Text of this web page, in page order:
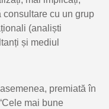
cu un grup
(analiști
și mediul
premiată în
mai bune